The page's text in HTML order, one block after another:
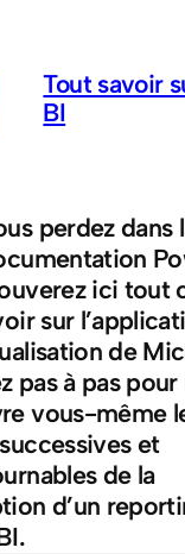
Tout savoir
BI
perdez dans
ici tout
sur
de
pas à pas
vous-même
et
de la
d’un